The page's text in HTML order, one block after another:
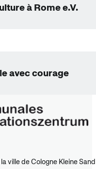
à Rome e.V.
avec courage
ville de Cologne Kleine